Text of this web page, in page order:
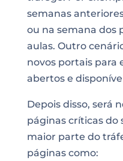
semanas
ou na semana dos
aulas. Outro
novos portais para
abertos e
Depois disso, será
páginas críticas do
maior parte do
páginas como: